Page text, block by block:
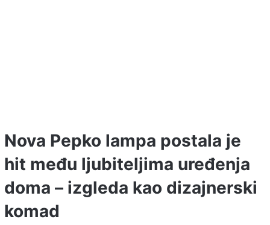
Nova Pepko lampa postala je
hit među ljubiteljima uređenja
doma – izgleda kao dizajnerski
komad